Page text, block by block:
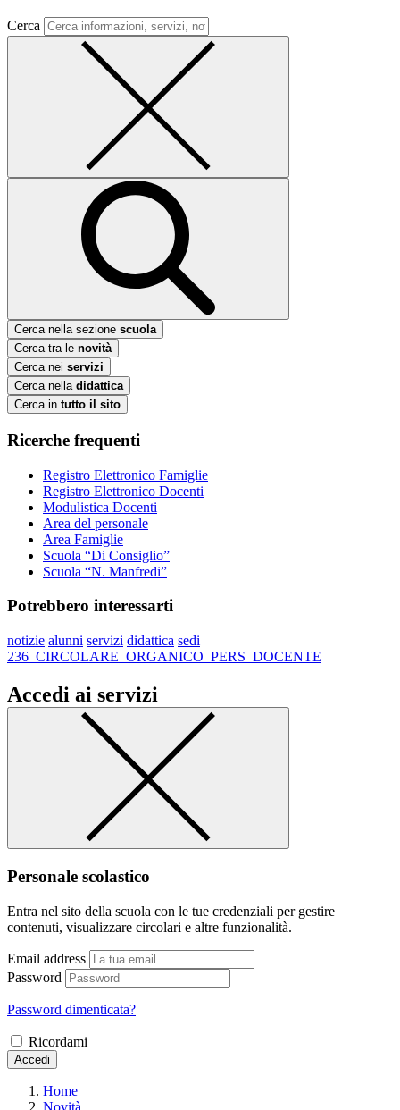
Cerca
Cerca nella sezione scuola
Cerca tra le novità
Cerca nei servizi
Cerca nella didattica
Cerca in tutto il sito
Ricerche frequenti
Registro Elettronico Famiglie
Registro Elettronico Docenti
Modulistica Docenti
Area del personale
Area Famiglie
Scuola “Di Consiglio”
Scuola “N. Manfredi”
Potrebbero interessarti
notizie alunni servizi didattica sedi
236_CIRCOLARE_ORGANICO_PERS_DOCENTE
Accedi ai servizi
Personale scolastico
Entra nel sito della scuola con le tue credenziali per gestire
contenuti, visualizzare circolari e altre funzionalità.
Email address
Password
Password dimenticata?
Ricordami
Accedi
Home
Novità